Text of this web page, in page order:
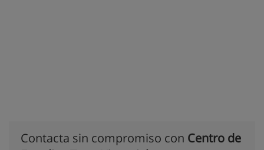
Contacta sin compromiso con Centro de